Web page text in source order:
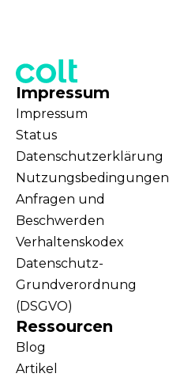
Impressum
Impressum
Status
Datenschutzerklärung
Nutzungsbedingungen
Anfragen und
Beschwerden
Verhaltenskodex
Datenschutz-
Grundverordnung
(DSGVO)
Ressourcen
Blog
Artikel